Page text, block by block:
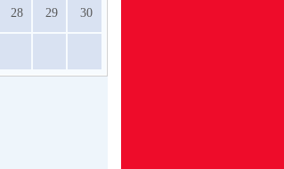
28 29 30